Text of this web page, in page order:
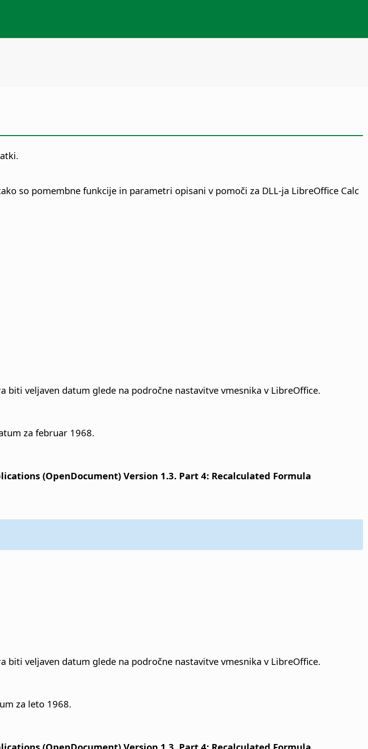
so pomembne funkcije in parametri opisani v pomoči za DLL-ja LibreOffice Calc
veljaven datum glede na področne nastavitve vmesnika v LibreOffice.
za februar 1968.
(OpenDocument) Version 1.3. Part 4: Recalculated Formula
veljaven datum glede na področne nastavitve vmesnika v LibreOffice.
za leto 1968.